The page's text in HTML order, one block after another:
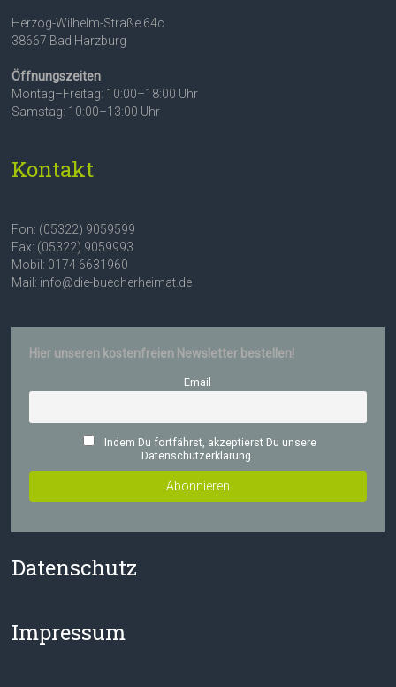
Herzog-Wilhelm-Straße 64c
38667 Bad Harzburg
Öffnungszeiten
Montag–Freitag: 10:00–18:00 Uhr
Samstag: 10:00–13:00 Uhr
Kontakt
Fon: (05322) 9059599
Fax: (05322) 9059993
Mobil: 0174 6631960
Mail: info@die-buecherheimat.de
Hier unseren kostenfreien Newsletter bestellen!
Email
Indem Du fortfährst, akzeptierst Du unsere
Datenschutzerklärung.
Datenschutz
Impressum